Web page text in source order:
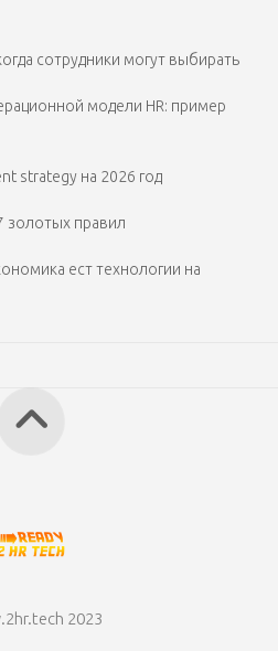
сотрудники могут выбирать
модели HR: пример
strategy на 2026 год
золотых правил
ест технологии на
2023